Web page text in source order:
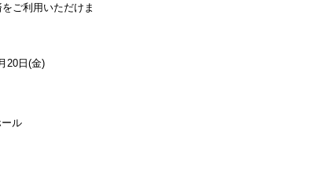
ご利用いただけま
20日(金)
ル